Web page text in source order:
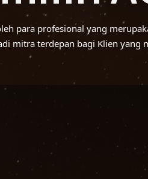
para profesional yang
mitra terdepan bagi Klien